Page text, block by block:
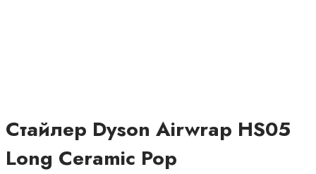
Стайлер Dyson Airwrap HS05
Long Ceramic Pop